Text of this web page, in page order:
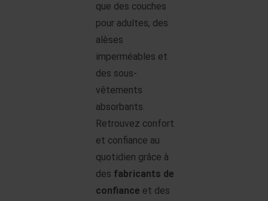
que des couches
pour adultes, des
alèses
imperméables et
des sous-
vêtements
absorbants.
Retrouvez confort
et confiance au
quotidien grâce à
des fabricants de
confiance et des